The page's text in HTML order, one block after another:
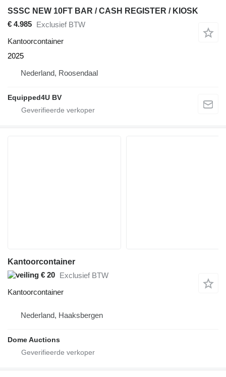
SSSC NEW 10FT BAR / CASH REGISTER / KIOSK
€ 4.985 Exclusief BTW
Kantoorcontainer
2025
Nederland, Roosendaal
Equipped4U BV
Kantoorcontainer
€ 20 Exclusief BTW
Kantoorcontainer
Nederland, Haaksbergen
Dome Auctions